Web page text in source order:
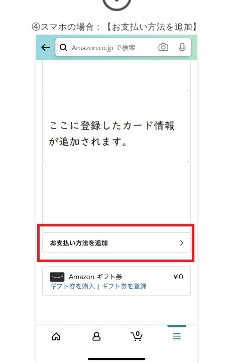
④スマホの場合：【お支払い方法を追加】